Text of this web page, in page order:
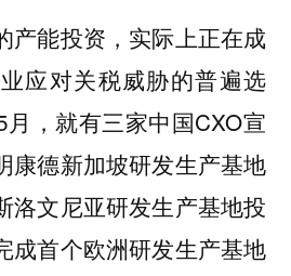
产能投资，实际上正在成
应对关税威胁的普遍选
月，就有三家中国CXO宣
康德新加坡研发生产基地
洛文尼亚研发生产基地投
成首个欧洲研发生产基地